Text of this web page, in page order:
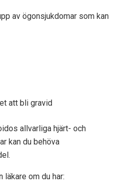
av ögonsjukdomar som kan
att bli gravid
allvarliga hjärt- och
kan du behöva
läkare om du har: